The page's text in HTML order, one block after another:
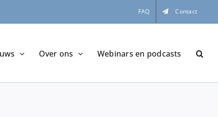
FAQ Contact
Over ons Webinars en podcasts